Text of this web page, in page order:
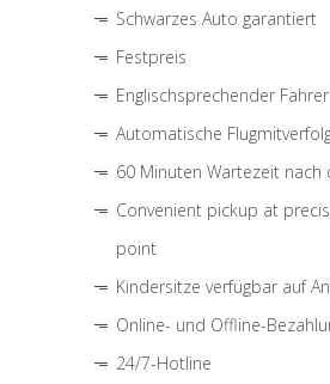
Schwarzes Auto garantiert
Festpreis
Englischsprechender Fahrer
Automatische
60 Minuten Wartezeit nach
Convenient pickup at
point
Kindersitze verfügbar auf
Online- und Offline-
24/7-Hotline